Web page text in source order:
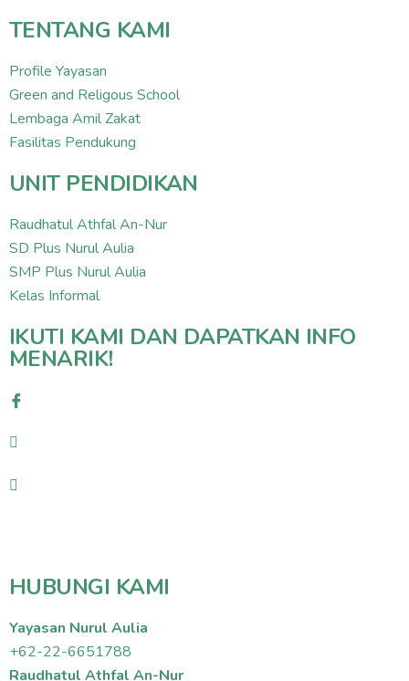
TENTANG KAMI
Profile Yayasan
Green and Religous School
Lembaga Amil Zakat
Fasilitas Pendukung
UNIT PENDIDIKAN
Raudhatul Athfal An-Nur
SD Plus Nurul Aulia
SMP Plus Nurul Aulia
Kelas Informal
IKUTI KAMI DAN DAPATKAN INFO
MENARIK!
HUBUNGI KAMI
Yayasan Nurul Aulia
+62-22-6651788
Raudhatul Athfal An-Nur